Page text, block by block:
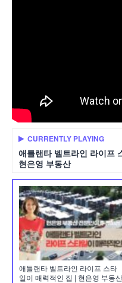
CURRENTLY PLAYING
애틀랜타 벨트라인 라이프
현은영 부동산
애틀랜타 벨트라인 라이프 스타
일이 매력적인 집 | 현은영 부동산